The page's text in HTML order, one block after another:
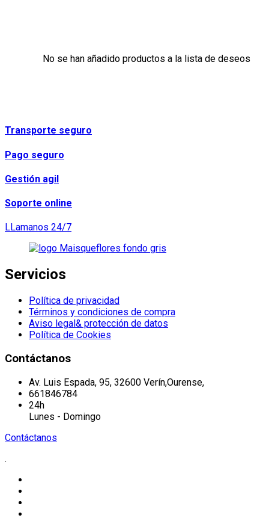
No se han añadido productos a la lista de deseos
Transporte seguro
Pago seguro
Gestión agil
Soporte online
LLamanos 24/7
Servicios
Política de privacidad
Términos y condiciones de compra
Aviso legal& protección de datos
Política de Cookies
Contáctanos
Av. Luis Espada, 95, 32600 Verín,Ourense,
661846784
24h
Lunes - Domingo
Contáctanos
.